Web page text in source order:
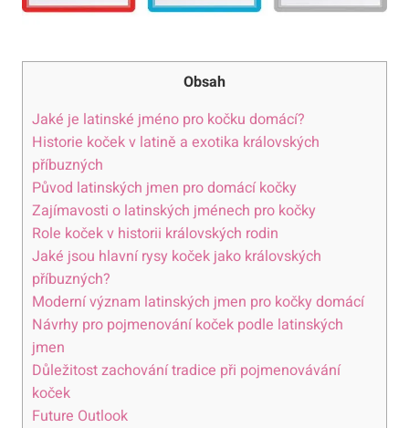
Obsah
Jaké je latinské jméno pro kočku domácí?
Historie koček v latině a exotika královských
příbuzných
Původ latinských jmen pro domácí kočky
Zajímavosti o latinských jménech pro kočky
Role koček v historii královských rodin
Jaké jsou hlavní rysy koček jako královských
příbuzných?
Moderní význam latinských jmen pro kočky domácí
Návrhy pro pojmenování koček podle latinských
jmen
Důležitost zachování tradice při pojmenovávání
koček
Future Outlook